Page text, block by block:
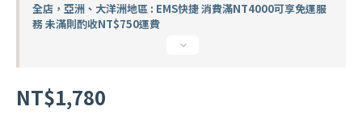
全店，亞洲、大洋洲地區 : EMS快捷 消費滿NT4000可享免運服
務 未滿則酌收NT$750運費
NT$1,780